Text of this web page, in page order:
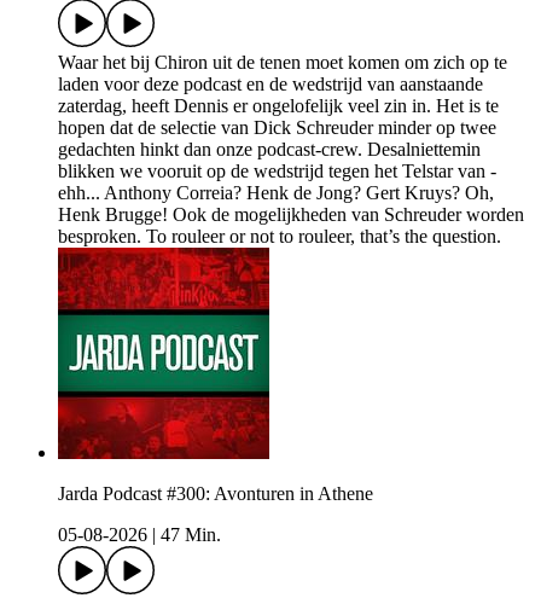
Waar het bij Chiron uit de tenen moet komen om zich op te
laden voor deze podcast en de wedstrijd van aanstaande
zaterdag, heeft Dennis er ongelofelijk veel zin in. Het is te
hopen dat de selectie van Dick Schreuder minder op twee
gedachten hinkt dan onze podcast-crew. Desalniettemin
blikken we vooruit op de wedstrijd tegen het Telstar van -
ehh... Anthony Correia? Henk de Jong? Gert Kruys? Oh,
Henk Brugge! Ook de mogelijkheden van Schreuder worden
besproken. To rouleer or not to rouleer, that’s the question.
Jarda Podcast #300: Avonturen in Athene
05-08-2026
47 Min.